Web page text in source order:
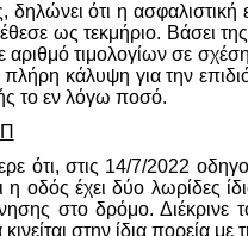
ότι η ασφαλιστική
ως τεκμήριο. Βάσει
τιμολογίων σε
πλήρη κάλυψη για την
το εν λόγω ποσό.
ότι, στις 14/7/2022
η οδός έχει δύο λωρίδες
στο δρόμο.
κινείται στην ίδια